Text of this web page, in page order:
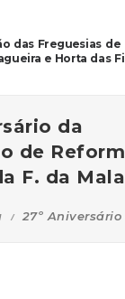
das Freguesias de
e Horta das
da
de
F. da
27º Aniversário